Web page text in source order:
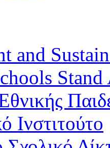
and
Ινστιτούτο